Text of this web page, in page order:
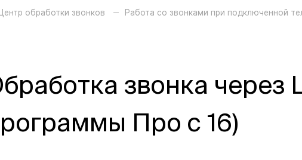
Центр обработки звонков
Работа со звонками при подключенной
звонка через
Про с 16)